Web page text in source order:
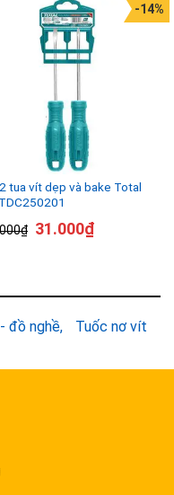
tua vít dẹp và bake Total
₫
-14%
31.000₫
đồ nghề Tuốc nơ vít